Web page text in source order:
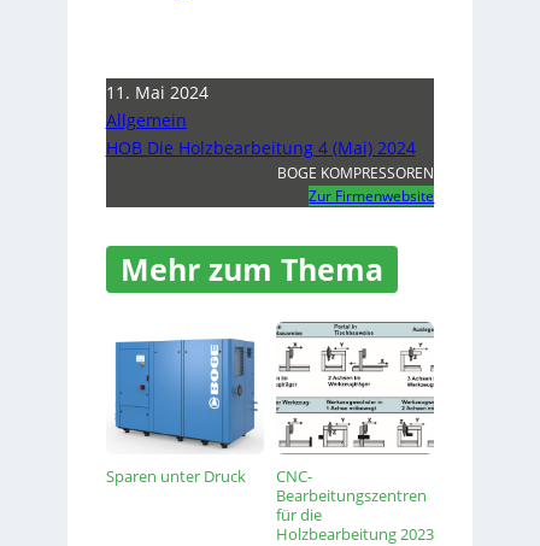
11. Mai 2024
Allgemein
HOB Die Holzbearbeitung 4 (Mai) 2024
BOGE KOMPRESSOREN
Zur Firmenwebsite
Mehr zum Thema
Sparen unter Druck
CNC-
Bearbeitungszentren
für die
Holzbearbeitung 2023